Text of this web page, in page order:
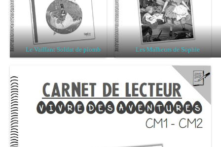
Le Vaillant Soldat de plomb Les Malheurs de Sophie